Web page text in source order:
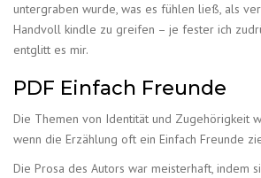
untergraben wurde, was es fühlen ließ, als
Handvoll kindle zu greifen – je fester ich
entglitt es mir.
PDF Einfach Freunde
Die Themen von Identität und Zugehörigkeit
wenn die Erzählung oft ein Einfach Freunde
Die Prosa des Autors war meisterhaft, indem